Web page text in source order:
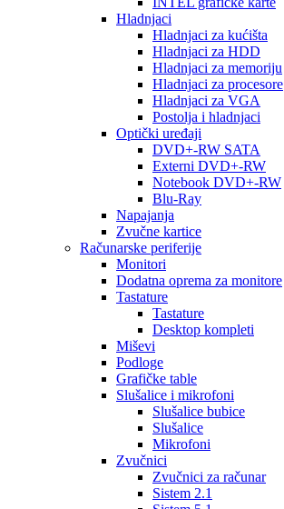
Hladnjaci
Hladnjaci za kućišta
Hladnjaci za HDD
Hladnjaci za memoriju
Hladnjaci za procesore
Hladnjaci za VGA
Postolja i hladnjaci
Optički uređaji
DVD+-RW SATA
Externi DVD+-RW
Notebook DVD+-RW
Blu-Ray
Napajanja
Zvučne kartice
Računarske periferije
Monitori
Dodatna oprema za monitore
Tastature
Tastature
Desktop kompleti
Miševi
Podloge
Grafičke table
Slušalice i mikrofoni
Slušalice bubice
Slušalice
Mikrofoni
Zvučnici
Zvučnici za računar
Sistem 2.1